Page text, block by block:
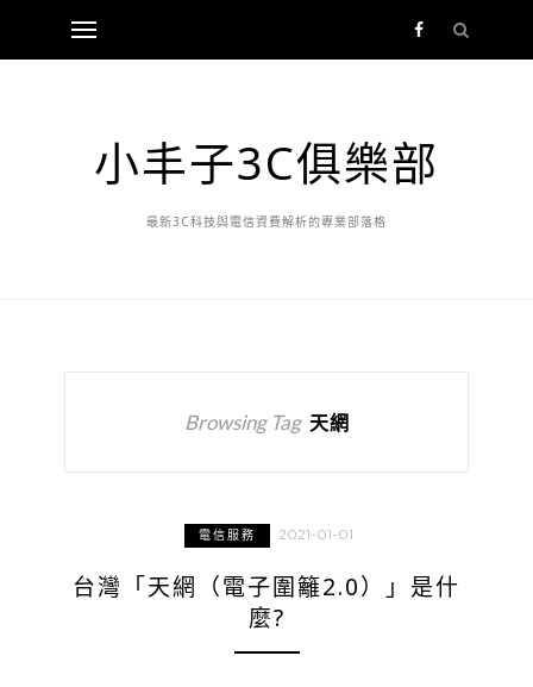
小丰子3C俱樂部
最新3C科技與電信資費解析的專業部落格
Browsing Tag 天網
電信服務 2021-01-01
台灣「天網（電子圍籬2.0）」是什
麼?